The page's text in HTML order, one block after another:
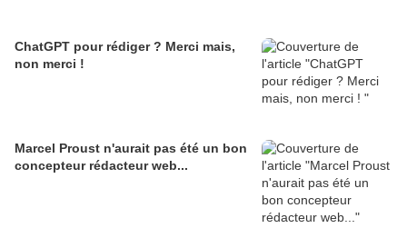
ChatGPT pour rédiger ? Merci mais,
non merci !
Marcel Proust n'aurait pas été un bon
concepteur rédacteur web...